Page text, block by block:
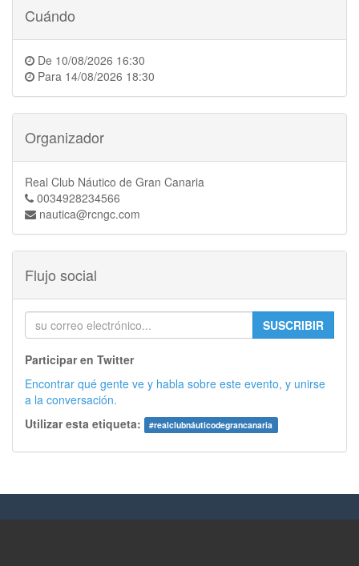
Cuándo
De 10/08/2026 16:30
Para 14/08/2026 18:30
Organizador
Real Club Náutico de Gran Canaria
0034928234566
nautica@rcngc.com
Flujo social
SUSCRIBIR
Participar en Twitter
Encontrar qué gente ve y habla sobre este evento, y unirse
a la conversación.
Utilizar esta etiqueta:
#realclubnáuticodegrancanaria